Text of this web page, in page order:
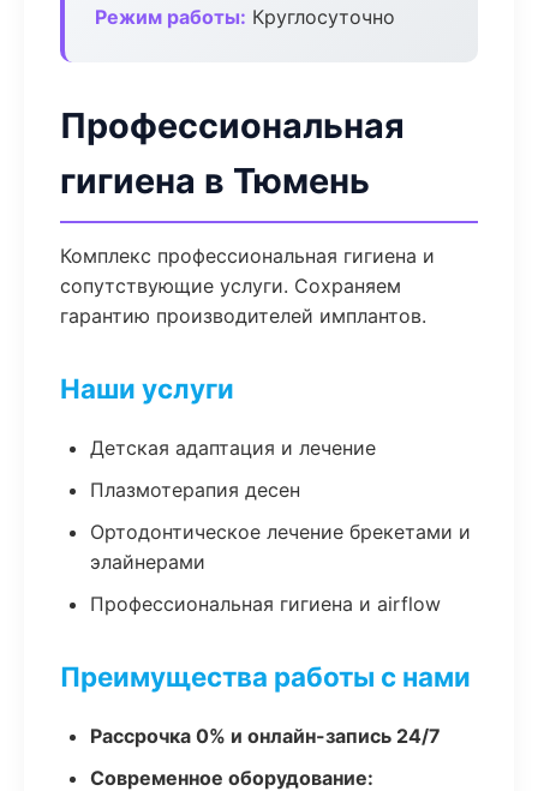
Режим работы: Круглосуточно
Профессиональная
гигиена в Тюмень
Комплекс профессиональная гигиена и
сопутствующие услуги. Сохраняем
гарантию производителей имплантов.
Наши услуги
Детская адаптация и лечение
Плазмотерапия десен
Ортодонтическое лечение брекетами и
элайнерами
Профессиональная гигиена и airflow
Преимущества работы с нами
Рассрочка 0% и онлайн-запись 24/7
Современное оборудование: